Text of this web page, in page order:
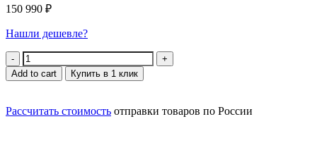
150 990 ₽
Нашли дешевле?
Quantity
Add to cart Купить в 1 клик
Рассчитать стоимость отправки товаров по России